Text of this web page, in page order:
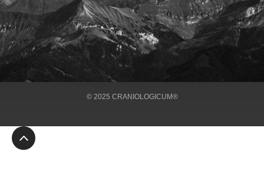
ÜBER UNS
BEHANDLUNGEN
IMPRESSUM
KONTAKT
© 2025 CRANIOLOGICUM®